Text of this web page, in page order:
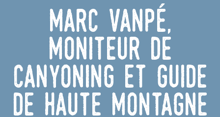
Marc Vanpé,
moniteur de
canyoning et guide
de haute montagne